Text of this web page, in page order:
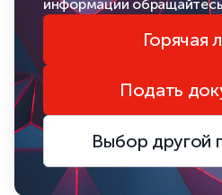
информации
Горячая
Подать
Выбор другой